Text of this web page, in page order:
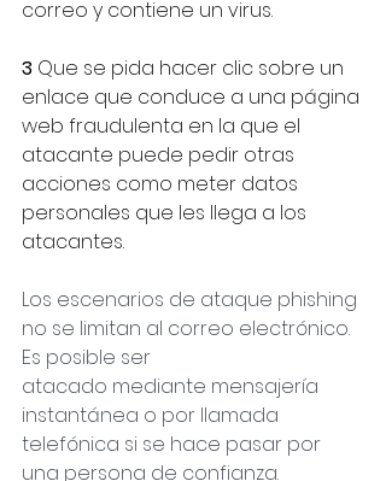
correo y contiene un virus.
3 Que se pida hacer clic sobre un
enlace que conduce a una página
web fraudulenta en la que el
atacante puede pedir otras
acciones como meter datos
personales que les llega a los
atacantes.
Los escenarios de ataque phishing
no se limitan al correo electrónico.
Es posible ser
atacado mediante mensajería
instantánea o por llamada
telefónica si se hace pasar por
una persona de confianza.